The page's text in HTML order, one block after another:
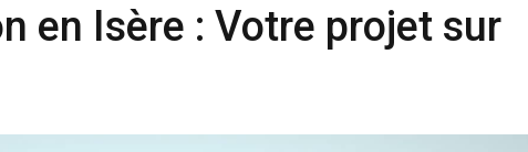
France
en Isère : Votre projet sur